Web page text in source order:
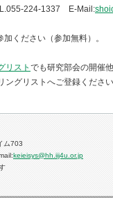
1337 E-Mail:
ください（参加無料）。
リスト でも研究部会の開催
ングリストへご登録くださ
ム703
keieisys@hh.iij4u.or.jp